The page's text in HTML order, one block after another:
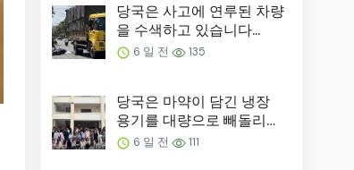
당국은 사고에 연루된 차량
을 수색하고 있습니다...
6 일 전 135
당국은 마약이 담긴 냉장
용기를 대량으로 빼돌리고
재충전하던 조직을 소탕했
6 일 전 111